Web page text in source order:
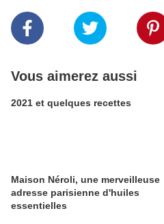
Vous aimerez aussi
2021 et quelques recettes
Maison Néroli, une merveilleuse
adresse parisienne d'huiles
essentielles